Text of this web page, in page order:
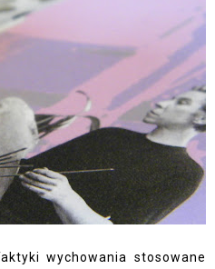
wychowania stosowane